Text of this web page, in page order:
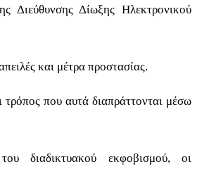
Διεύθυνσης Δίωξης Ηλεκτρονικού
και μέτρα προστασίας.
τρόπος που αυτά διαπράττονται μέσω
διαδικτυακού εκφοβισμού, οι